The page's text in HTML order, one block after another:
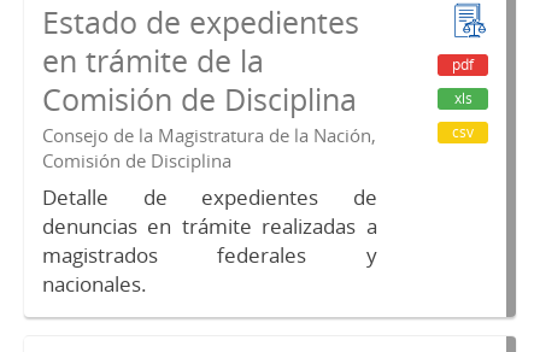
Estado de expedientes
en trámite de la
Comisión de Disciplina
Consejo de la Magistratura de la Nación,
Comisión de Disciplina
Detalle de expedientes de
denuncias en trámite realizadas a
magistrados federales y
nacionales.
pdf
xls
csv